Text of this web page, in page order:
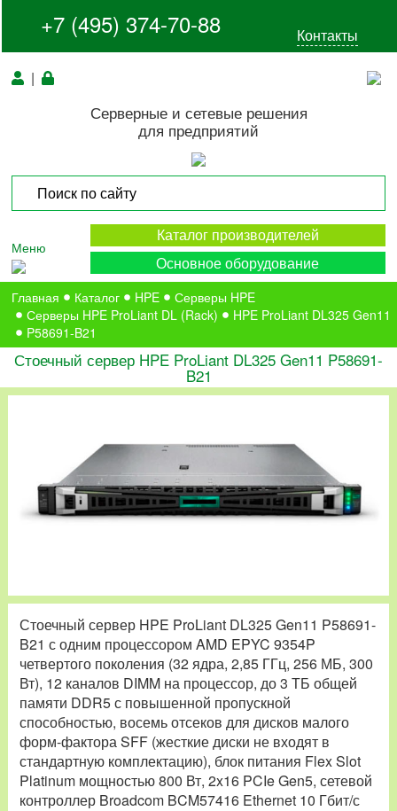
+7 (495) 374-70-88 Контакты
|
Серверные и сетевые решения
для предприятий
Меню
Каталог производителей
Основное оборудование
Главная Каталог HPE
Серверы HPE
Серверы HPE ProLiant DL (Rack)
HPE ProLiant DL325 Gen11
P58691-B21
Стоечный сервер HPE ProLiant DL325 Gen11 P58691-
B21
Стоечный сервер HPE ProLiant DL325 Gen11 P58691-
B21 с одним процессором AMD EPYC 9354P
четвертого поколения (32 ядра, 2,85 ГГц, 256 МБ, 300
Вт), 12 каналов DIMM на процессор, до 3 ТБ общей
памяти DDR5 с повышенной пропускной
способностью, восемь отсеков для дисков малого
форм-фактора SFF (жесткие диски не входят в
стандартную комплектацию), блок питания Flex Slot
Platinum мощностью 800 Вт, 2x16 PCIe Gen5, сетевой
контроллер Broadcom BCM57416 Ethernet 10 Гбит/с